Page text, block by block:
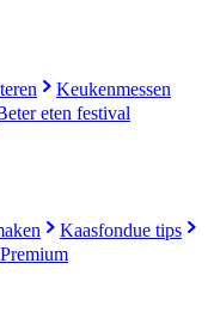
Keukenmessen
eten festival
Kaasfondue tips